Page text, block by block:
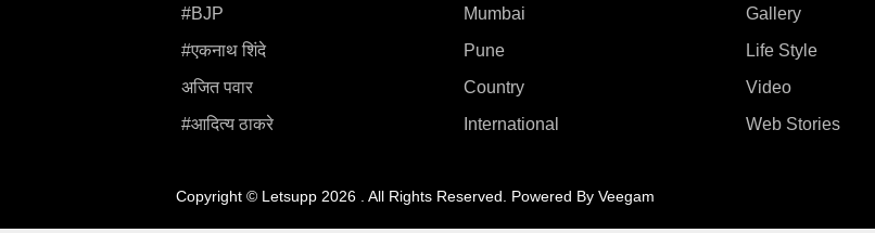
#BJP
#एकनाथ शिंदे
अजित पवार
#आदित्य ठाकरे
Mumbai
Pune
Country
International
Gallery
Life Style
Video
Web Stories
Copyright © Letsupp 2026 . All Rights Reserved. Powered By Veegam